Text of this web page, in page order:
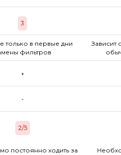
3
только в первые дни
фильтров
Зависит
+
-
2/5
постоянно ходить за